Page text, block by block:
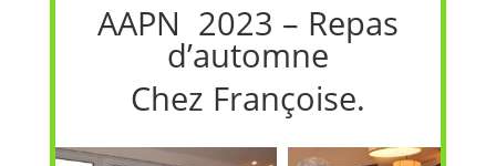
AAPN 2023 – Repas
d’automne
Chez Françoise.